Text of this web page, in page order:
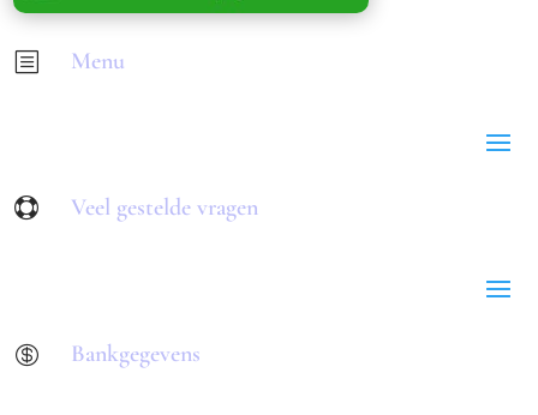
b Menu
 Veel gestelde vragen
 Bankgegevens